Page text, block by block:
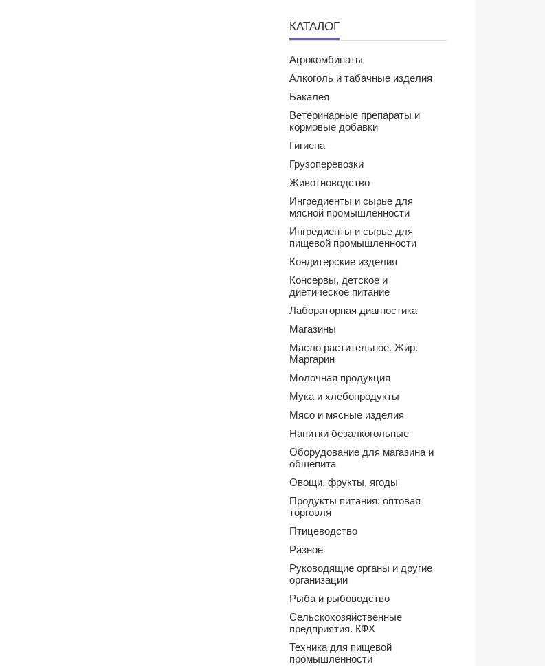
КАТАЛОГ
Агрокомбинаты
Алкоголь и табачные изделия
Бакалея
Ветеринарные препараты и
кормовые добавки
Гигиена
Грузоперевозки
Животноводство
Ингредиенты и сырье для
мясной промышленности
Ингредиенты и сырье для
пищевой промышленности
Кондитерские изделия
Консервы, детское и
диетическое питание
Лабораторная диагностика
Магазины
Масло растительное. Жир.
Маргарин
Молочная продукция
Мука и хлебопродукты
Мясо и мясные изделия
Напитки безалкогольные
Оборудование для магазина и
общепита
Овощи, фрукты, ягоды
Продукты питания: оптовая
торговля
Птицеводство
Разное
Руководящие органы и другие
организации
Рыба и рыбоводство
Сельскохозяйственные
предприятия. КФХ
Техника для пищевой
промышленности